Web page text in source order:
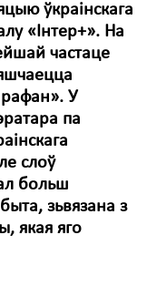
ўкраінскага
«Iнтер+». На
частаце
У
па
слоў
больш
зьвязана з
якая яго